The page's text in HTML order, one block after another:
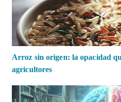
Arroz sin origen: la opacidad
agricultores